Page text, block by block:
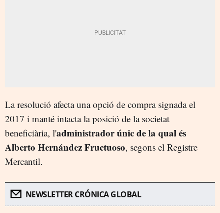
La resolució afecta una opció de compra signada el
2017 i manté intacta la posició de la societat
beneficiària, l'administrador únic de la qual és
Alberto Hernández Fructuoso, segons el Registre
Mercantil.
NEWSLETTER CRÓNICA GLOBAL